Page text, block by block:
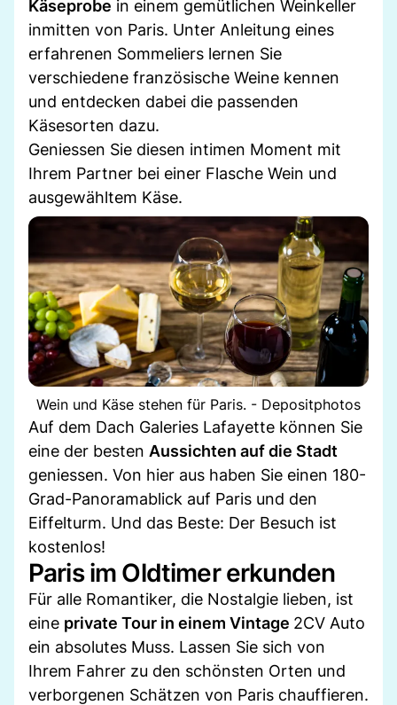
Käseprobe in einem gemütlichen Weinkeller
inmitten von Paris. Unter Anleitung eines
erfahrenen Sommeliers lernen Sie
verschiedene französische Weine kennen
und entdecken dabei die passenden
Käsesorten dazu.
Geniessen Sie diesen intimen Moment mit
Ihrem Partner bei einer Flasche Wein und
ausgewähltem Käse.
Wein und Käse stehen für Paris. - Depositphotos
Auf dem Dach Galeries Lafayette können Sie
eine der besten Aussichten auf die Stadt
geniessen. Von hier aus haben Sie einen 180-
Grad-Panoramablick auf Paris und den
Eiffelturm. Und das Beste: Der Besuch ist
kostenlos!
Paris im Oldtimer erkunden
Für alle Romantiker, die Nostalgie lieben, ist
eine private Tour in einem Vintage 2CV Auto
ein absolutes Muss. Lassen Sie sich von
Ihrem Fahrer zu den schönsten Orten und
verborgenen Schätzen von Paris chauffieren.